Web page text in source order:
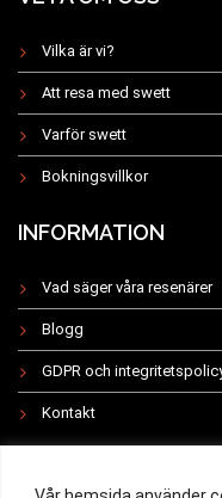
Vilka är vi?
Att resa med swett
Varför swett
Bokningsvillkor
INFORMATION
Vad säger våra resenärer
Blogg
GDPR och
Kontakt